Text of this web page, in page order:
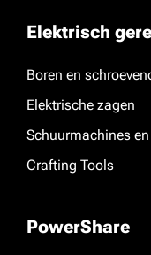
Elektrisch
Boren en
Elektrische zagen
Schuurmachines
Crafting Tools
PowerShare